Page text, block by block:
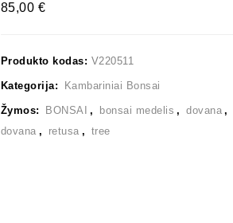
85,00€
Produkto kodas: V220511
Kategorija: Kambariniai Bonsai
Žymos: BONSAI , bonsai medelis , dovana ,
dovana , retusa , tree